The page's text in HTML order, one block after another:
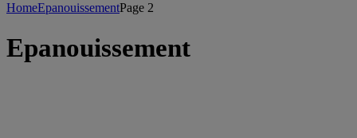
HomeEpanouissementPage 2
Epanouissement